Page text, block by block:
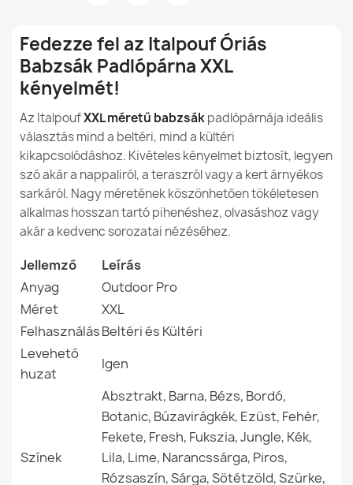
egészségére?
Segíthet-e az XXL párna a stressz csökkentésében?
Segíthet-e az XXL párna a koncentráció javításában
munka vagy tanulás közben?
Milyen nylonból készülnek a kültéri babzsákok?
A nylon anyagból készült babzsákok vízállóak?
Hogyan tisztítsuk és ápoljuk a nylonból készült
babzsákokat?
A nylonból készült babzsákok használhatók a házon
belül és kívül is?
A nylonból készült babzsákok biztonságosak a
gyermekek számára?
28 690,00 Ft
Óriás Babzsák Padlópárna XL gyerekeknek - Outdoor
35 980,00 Ft
Óriás Babzsák Padlópárna XXL felnőtteknek - Puha
Modell Babzsák Párna
Méret
Típus Nagy Párna
Rendeltetésszerű
Használat
Beltéri És Kültéri
Levehető Huzat Igen
Garancia Anyag
Család
Megadott referenciák
Ean13
MPN (Gyártói Cikkszám) 992
Állapot
Fedezze fel az Italpouf Óriás
Babzsák Padlópárna XXL
kényelmét!
Az ItalpoufXXL méretű babzsákpadlópárnája ideális
választás mind a beltéri, mind a kültéri
kikapcsolódáshoz. Kivételes kényelmet biztosít, legyen
szó akár a nappaliról, a teraszról vagy a kert árnyékos
sarkáról. Nagy méretének köszönhetően tökéletesen
alkalmas hosszan tartó pihenéshez, olvasáshoz vagy
akár a kedvenc sorozatai nézéséhez.
Jellemző
Leírás
Anyag
Outdoor Pro
Méret
XXL
FelhasználásBeltéri és Kültéri
Levehető
huzat
Igen
Színek
Absztrakt, Barna, Bézs, Bordó,
Botanic, Búzavirágkék, Ezüst, Fehér,
Fekete, Fresh, Fukszia, Jungle, Kék,
Lila, Lime, Narancssárga, Piros,
Rózsaszín, Sárga, Sötétzöld, Szürke,